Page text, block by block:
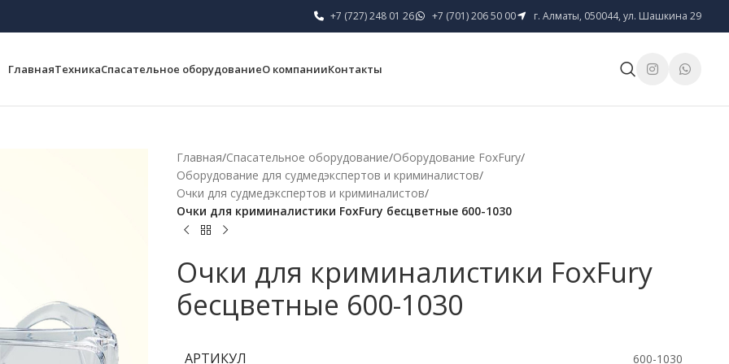
+7 (727) 248 01 26 +7 (701) 206 50 00 г. Алматы, 050044, ул. Шашкина 29
ГлавнаяТехникаСпасательное оборудованиеО компанииКонтакты
Главная/Спасательное оборудование/Оборудование FoxFury/
Оборудование для судмедэкспертов и криминалистов/
Очки для судмедэкспертов и криминалистов/
Очки для криминалистики FoxFury бесцветные 600-1030
Очки для криминалистики FoxFury
бесцветные 600-1030
АРТИКУЛ 600-1030